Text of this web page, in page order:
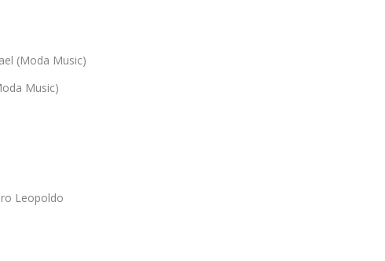
(Moda Music)
Music)
Leopoldo